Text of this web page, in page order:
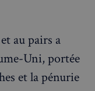
au pairs a
Uni, portée
et la pénurie